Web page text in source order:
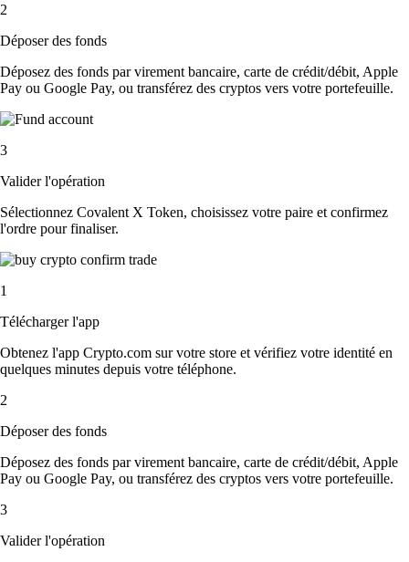
2
Déposer des fonds
Déposez des fonds par virement bancaire, carte de crédit/débit, Apple
Pay ou Google Pay, ou transférez des cryptos vers votre portefeuille.
3
Valider l'opération
Sélectionnez Covalent X Token, choisissez votre paire et confirmez
l'ordre pour finaliser.
1
Télécharger l'app
Obtenez l'app Crypto.com sur votre store et vérifiez votre identité en
quelques minutes depuis votre téléphone.
2
Déposer des fonds
Déposez des fonds par virement bancaire, carte de crédit/débit, Apple
Pay ou Google Pay, ou transférez des cryptos vers votre portefeuille.
3
Valider l'opération